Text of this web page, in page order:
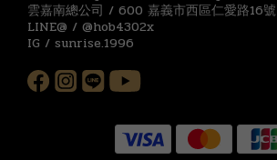
雲嘉南總公司 / 600 嘉義市西區仁愛路16號
LINE@ / @hob4302x
IG / sunrise.1996